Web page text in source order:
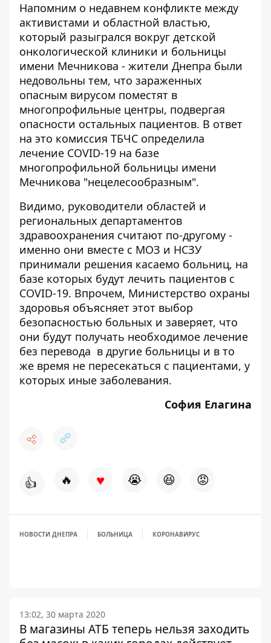
Напомним о недавнем конфликте между
активистами и областной властью,
который разыгрался вокруг детской
онкологической клиники и больницы
имени Мечникова - жители Днепра были
недовольны тем, что зараженных
опасным вирусом поместят в
многопрофильные центры, подвергая
опасности остальных пациентов. В ответ
на это комиссия ТБЧС определила
лечение COVID-19 на базе
многопрофильной больницы имени
Мечникова "нецелесообразным".
Видимо, руководители областей и
региональных департаментов
здравоохранения считают по-другому -
именно они вместе с МОЗ и НСЗУ
принимали решения касаемо больниц, на
базе которых будут лечить пациентов с
COVID-19. Впрочем, Министерство охраны
здоровья объясняет этот выбор
безопасностью больных и заверяет, что
они будут получать необходимое лечение
без перевода в другие больницы и в то
же время не пересекаться с пациентами, у
которых иные заболевания.
София Елагина
👍 🔥 ♥ 😭 😆 😡
НОВОСТИ ДНЕПРА БОЛЬНИЦА КОРОНАВИРУС
13:02, 30 марта 2020
В магазины АТБ теперь нельзя заходить